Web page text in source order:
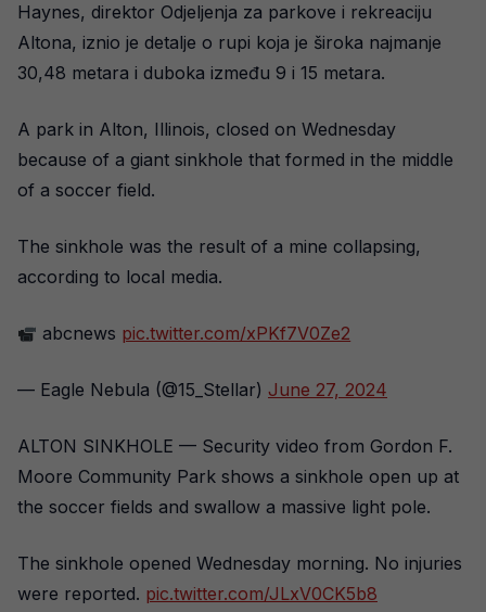
Haynes, direktor Odjeljenja za parkove i rekreaciju
Altona, iznio je detalje o rupi koja je široka najmanje
30,48 metara i duboka između 9 i 15 metara.
A park in Alton, Illinois, closed on Wednesday
because of a giant sinkhole that formed in the middle
of a soccer field.
The sinkhole was the result of a mine collapsing,
according to local media.
abcnews pic.twitter.com/xPKf7V0Ze2
— Eagle Nebula (@15_Stellar) June 27, 2024
ALTON SINKHOLE — Security video from Gordon F.
Moore Community Park shows a sinkhole open up at
the soccer fields and swallow a massive light pole.
The sinkhole opened Wednesday morning. No injuries
were reported. pic.twitter.com/JLxV0CK5b8